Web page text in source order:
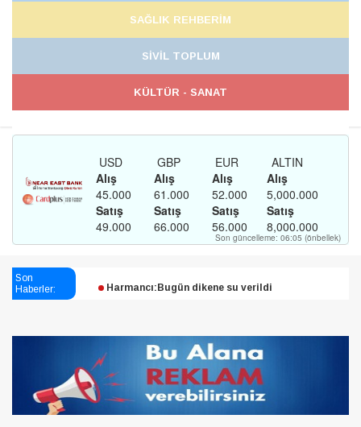
SAĞLIK REHBERİM
SİVİL TOPLUM
KÜLTÜR - SANAT
Son
Haberler:
Esendağlı:Adıyaman’daki süreç sona erdi, hukuk
Harmancı:Bugün dikene su verildi
Derneği:Vicdanlarınız tutsak, kalemleriniz esir